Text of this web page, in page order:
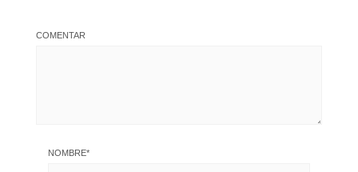
COMENTAR
NOMBRE*